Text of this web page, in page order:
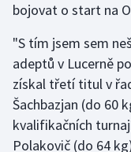
Rychlostní
Short track
Sportovní střelba
Stolní tenis
bojovat o start na
"S tím jsem sem
adeptů v Lucerně
získal třetí titul v
Šachbazjan (do 60
kvalifikačních
Polakovič (do 64